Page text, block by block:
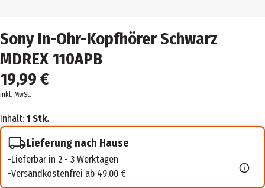
Sony In-Ohr-Kopfhörer Schwarz
MDREX 110APB
19,99 €
inkl. MwSt.
Inhalt: 1 Stk.
Lieferung nach Hause
Lieferbar in 2 - 3 Werktagen
Versandkostenfrei ab 49,00 €